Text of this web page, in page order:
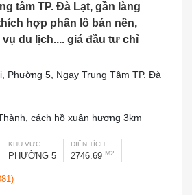
tâm TP. Đà Lạt, gần làng
hợp phân lô bán nền,
du lịch.... giá đầu tư chỉ
Phường 5, Ngay Trung Tâm TP. Đà
cách hồ xuân hương 3km
KHU VỰC
PHƯỜNG 5
DIỆN TÍCH
2746.69 M2